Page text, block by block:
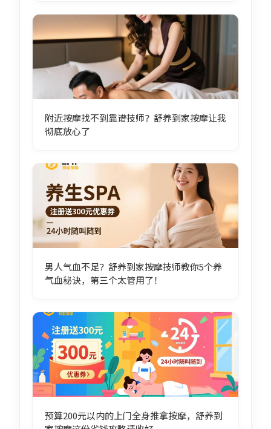
附近按摩找不到靠谱技师？舒养到家按摩让我
彻底放心了
男人气血不足？舒养到家按摩技师教你5个养
气血秘诀，第三个太管用了！
预算200元以内的上门全身推拿按摩，舒养到